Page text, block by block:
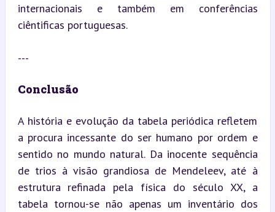
internacionais e também em conferências
ciêntificas portuguesas.
---
Conclusão
A história e evolução da tabela periódica refletem
a procura incessante do ser humano por ordem e
sentido no mundo natural. Da inocente sequência
de trios à visão grandiosa de Mendeleev, até à
estrutura refinada pela física do século XX, a
tabela tornou-se não apenas um inventário dos